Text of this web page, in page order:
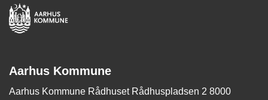
Aarhus Kommune
Aarhus Kommune Rådhuset Rådhuspladsen 2 8000